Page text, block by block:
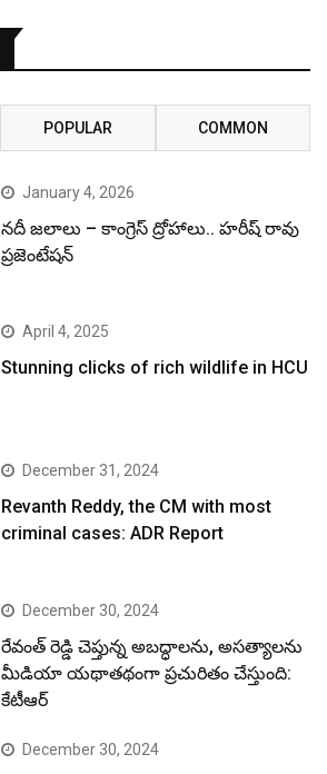
POPULAR COMMON
January 4, 2026
నదీ జలాలు – కాంగ్రెస్ ద్రోహాలు.. హరీష్ రావు
ప్రజెంటేషన్
April 4, 2025
Stunning clicks of rich wildlife in HCU
December 31, 2024
Revanth Reddy, the CM with most
criminal cases: ADR Report
December 30, 2024
రేవంత్ రెడ్డి చెప్తున్న అబద్ధాలను, అసత్యాలను
మీడియా యథాతథంగా ప్రచురితం చేస్తుంది:
కేటీఆర్
December 30, 2024